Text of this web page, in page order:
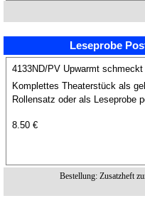
Leseprobe
4133ND/PV Upwarmt
Komplettes Theaterstück als
Rollensatz oder als Leseprobe
8.50 €
Bestellung: Zusatzheft